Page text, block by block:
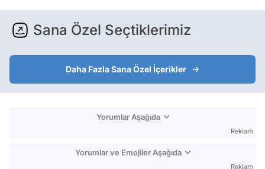
Sana Özel Seçtiklerimiz
Daha Fazla Sana Özel İçerikler
Yorumlar Aşağıda
Reklam
Yorumlar ve Emojiler Aşağıda
Reklam